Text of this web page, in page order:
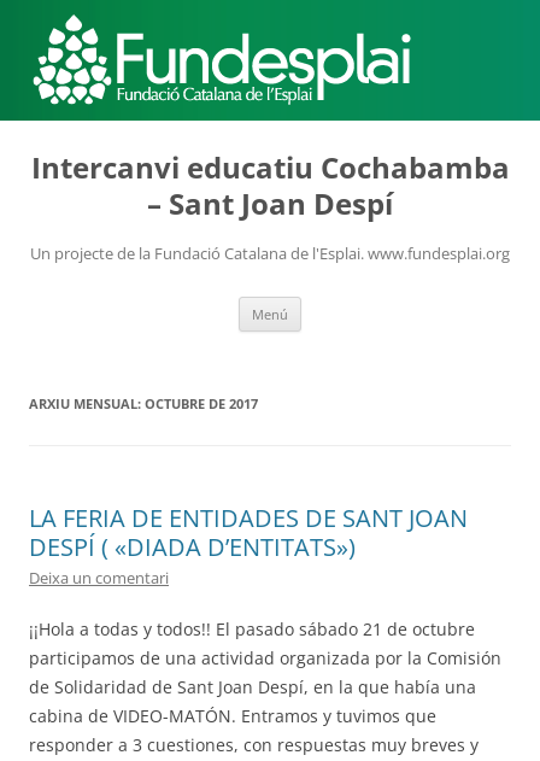
Intercanvi educatiu Cochabamba
– Sant Joan Despí
Un projecte de la Fundació Catalana de l'Esplai. www.fundesplai.org
Menú
ARXIU MENSUAL: OCTUBRE DE 2017
LA FERIA DE ENTIDADES DE SANT JOAN
DESPÍ ( «DIADA D’ENTITATS»)
Deixa un comentari
¡¡Hola a todas y todos!! El pasado sábado 21 de octubre
participamos de una actividad organizada por la Comisión
de Solidaridad de Sant Joan Despí, en la que había una
cabina de VIDEO-MATÓN. Entramos y tuvimos que
responder a 3 cuestiones, con respuestas muy breves y
MÓN ESCOLAR
ALBERG CENTRE ESPLAI
CASES DE COLÒNIES
ACCIÓ SOCIAL I JOVES
ESPLAIS